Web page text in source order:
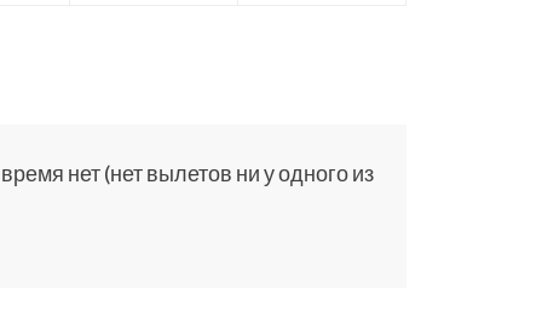
нет (нет вылетов ни у одного из